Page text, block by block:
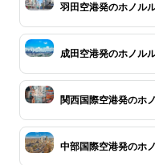
羽田空港発のホノル
成田空港発のホノル
関西国際空港発のホ
中部国際空港発のホ